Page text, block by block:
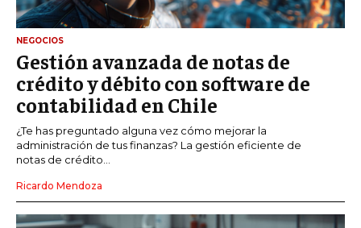
NEGOCIOS
Gestión avanzada de notas de
crédito y débito con software de
contabilidad en Chile
¿Te has preguntado alguna vez cómo mejorar la
administración de tus finanzas? La gestión eficiente de
notas de crédito...
Ricardo Mendoza